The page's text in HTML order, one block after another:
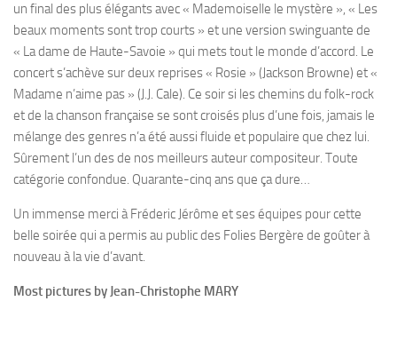
un final des plus élégants avec « Mademoiselle le mystère », « Les
beaux moments sont trop courts » et une version swinguante de
« La dame de Haute-Savoie » qui mets tout le monde d’accord. Le
concert s’achève sur deux reprises « Rosie » (Jackson Browne) et «
Madame n’aime pas » (J.J. Cale). Ce soir si les chemins du folk-rock
et de la chanson française se sont croisés plus d’une fois, jamais le
mélange des genres n’a été aussi fluide et populaire que chez lui.
Sûrement l’un des de nos meilleurs auteur compositeur. Toute
catégorie confondue. Quarante-cinq ans que ça dure…
Un immense merci à Fréderic Jérôme et ses équipes pour cette
belle soirée qui a permis au public des Folies Bergère de goûter à
nouveau à la vie d’avant.
Most pictures by Jean-Christophe MARY